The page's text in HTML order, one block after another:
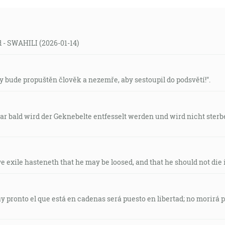
učinil za nás hriechom, aby sme my boli
zrovna tak i v Kristovi všetci budú oživení. [1Kor
Ducha na každé telo … [Jl 2:28]
ducha dám do vášho vnútra a odstránim to kamenné
na cestách a vidzte a pýtajte sa po chodníkoch veku,
6:16]
SWAHILI (2026-01-14)
bude propuštěn člověk a nezemře, aby sestoupil do podsvětí!".
bald wird der Geknebelte entfesselt werden und wird nicht
exile hasteneth that he may be loosed, and that he should not
pronto el que está en cadenas será puesto en libertad; no morirá